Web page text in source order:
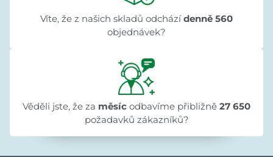
Víte, že z našich skladů odchází denně 560
objednávek?
Věděli jste, že za měsíc odbavíme přibližně 27 650
požadavků zákazníků?